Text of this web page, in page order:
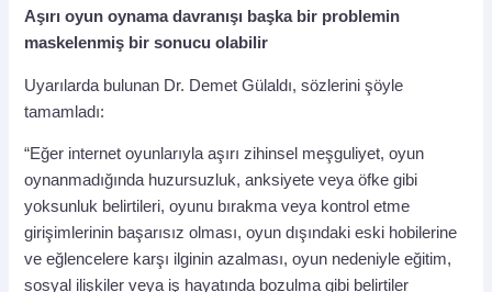
Aşırı oyun oynama davranışı başka bir problemin
maskelenmiş bir sonucu olabilir
Uyarılarda bulunan Dr. Demet Gülaldı, sözlerini şöyle
tamamladı:
“Eğer internet oyunlarıyla aşırı zihinsel meşguliyet, oyun
oynanmadığında huzursuzluk, anksiyete veya öfke gibi
yoksunluk belirtileri, oyunu bırakma veya kontrol etme
girişimlerinin başarısız olması, oyun dışındaki eski hobilerine
ve eğlencelere karşı ilginin azalması, oyun nedeniyle eğitim,
sosyal ilişkiler veya iş hayatında bozulma gibi belirtiler